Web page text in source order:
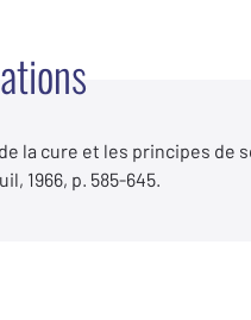
la cure et les principes de
1966, p. 585-645.